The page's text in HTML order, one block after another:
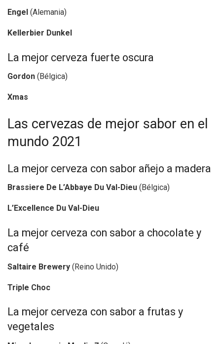
Engel (Alemania)
Kellerbier Dunkel
La mejor cerveza fuerte oscura
Gordon (Bélgica)
Xmas
Las cervezas de mejor sabor en el
mundo 2021
La mejor cerveza con sabor añejo a madera
Brassiere De L’Abbaye Du Val-Dieu (Bélgica)
L’Excellence Du Val-Dieu
La mejor cerveza con sabor a chocolate y
café
Saltaire Brewery (Reino Unido)
Triple Choc
La mejor cerveza con sabor a frutas y
vegetales